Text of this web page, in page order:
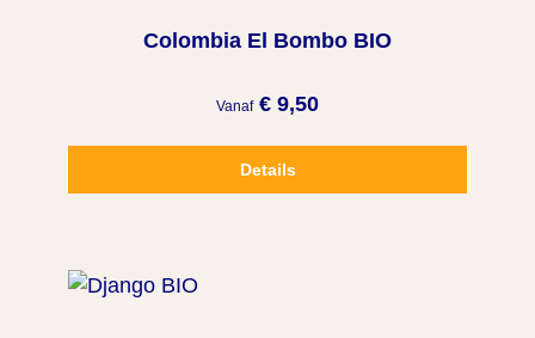
Colombia El Bombo BIO
Vanaf€ 9,50
Details